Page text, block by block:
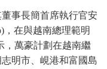
事長簡首席執行官安
，在與越南總理範明
，萬豪計劃在越南繼
明市、峴港和富國島